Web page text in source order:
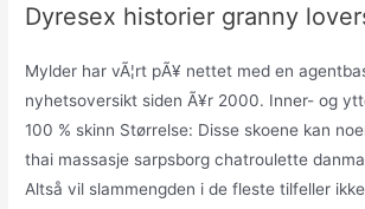
Dyresex historier granny
Mylder har vÃ¦rt pÃ¥ nettet med en
nyhetsoversikt siden Ã¥r 2000. Inner- og
100 % skinn Størrelse: Disse skoene kan
thai massasje sarpsborg chatroulette
Altså vil slammengden i de fleste tilfeller